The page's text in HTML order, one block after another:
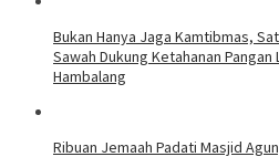
Bukan Hanya Jaga Kamtibmas,
Sawah Dukung Ketahanan
Hambalang
Ribuan Jemaah Padati Masjid